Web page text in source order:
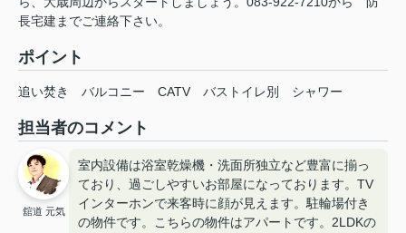
長宅建までご連絡下さい。
ポイント
追い焚き バルコニー CATV バストイレ別 シャワー
担当者のコメント
舘道 元気
室内設備は浴室乾燥機・洗面所独立など豊富に揃っ
ており、過ごしやすいお部屋になっております。TV
インターホンで来客時に顔が見えます。駐輪場付き
の物件です。こちらの物件はアパートです。2LDKの